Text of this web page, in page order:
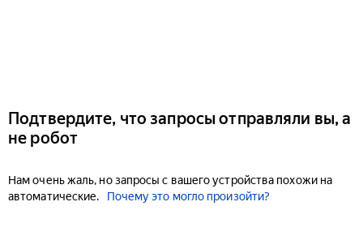
Подтвердите, что запросы отправляли вы, а
не робот
Нам очень жаль, но запросы с вашего устройства похожи на
автоматические.
Почему это могло произойти?